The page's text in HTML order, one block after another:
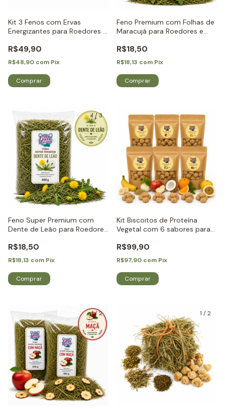
Kit 3 Fenos com Ervas
Energizantes para Roedores e
R$49,90
R$48,90 com Pix
Feno Premium com Folhas de
Maracujá para Roedores e
R$18,50
R$18,13 com Pix
1/3
Feno Super Premium com
Dente de Leão para Roedores
R$18,50
R$18,13 com Pix
Kit Biscoitos de Proteína
Vegetal com 6 sabores para
Dreams
R$99,90
R$97,90 com Pix
1/2 1 /2